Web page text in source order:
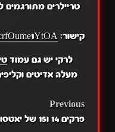
טריילרים מתורגמים
קישור:
לרקי יש גם עמוד
מעלה אדיטים
POST
Previous
פרקים 14 ו15 של יאטסורה לאחר הרבה זמן…